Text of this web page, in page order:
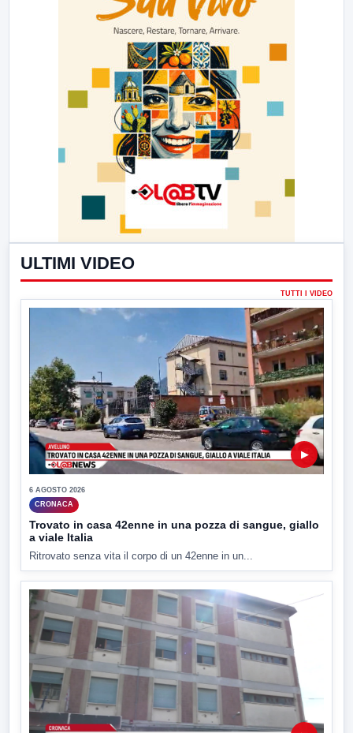
ULTIMI VIDEO
TUTTI I VIDEO
▶
6 AGOSTO 2026
CRONACA
Trovato in casa 42enne in una pozza di sangue, giallo
a viale Italia
Ritrovato senza vita il corpo di un 42enne in un...